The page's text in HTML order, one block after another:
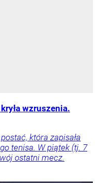
wzruszenia.
która zapisała
tenisa. W piątek (tj. 7
ostatni mecz.